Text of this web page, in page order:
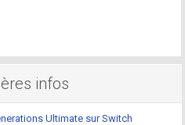
infos
Ultimate sur Switch